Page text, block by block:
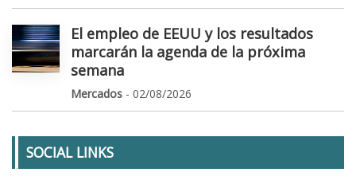
El empleo de EEUU y los resultados
marcarán la agenda de la próxima
semana
Mercados - 02/08/2026
SOCIAL LINKS